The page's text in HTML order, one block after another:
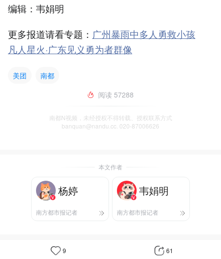
编辑：韦娟明
更多报道请看专题： 广州暴雨中多人勇救小孩
凡人星火·广东见义勇为者群像
美团
南都
阅读 57288
南都N视频，未经授权不得转载、授权联系方式
banquan@nandu.cc. 020-87006626
本文作者
杨婷
南方都市报记者
韦娟明
南方都市报记者
9 61